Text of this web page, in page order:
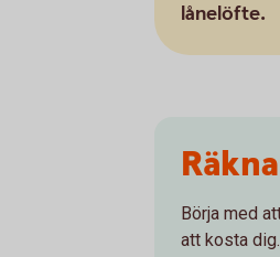
lånelöfte.
Börja med
att kosta dig.